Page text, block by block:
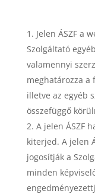
Jelen ÁSZF a
Szolgáltató
valamennyi
meghatározza a
illetve az egyéb
összefüggő
A jelen ÁSZF
kiterjed. A jelen
jogosítják a
minden